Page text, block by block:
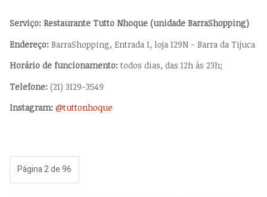
Serviço: Restaurante Tutto Nhoque (unidade BarraShopping)
Endereço: BarraShopping, Entrada I, loja 129N - Barra da Tijuca
Horário de funcionamento:todos dias, das 12h às 23h;
Telefone: (21) 3129-3549
Instagram: @tuttonhoque
Página 2 de 96